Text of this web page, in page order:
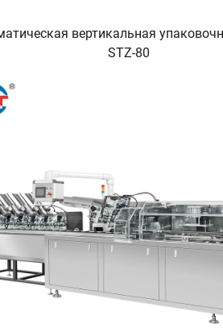
вертикальная
STZ-80